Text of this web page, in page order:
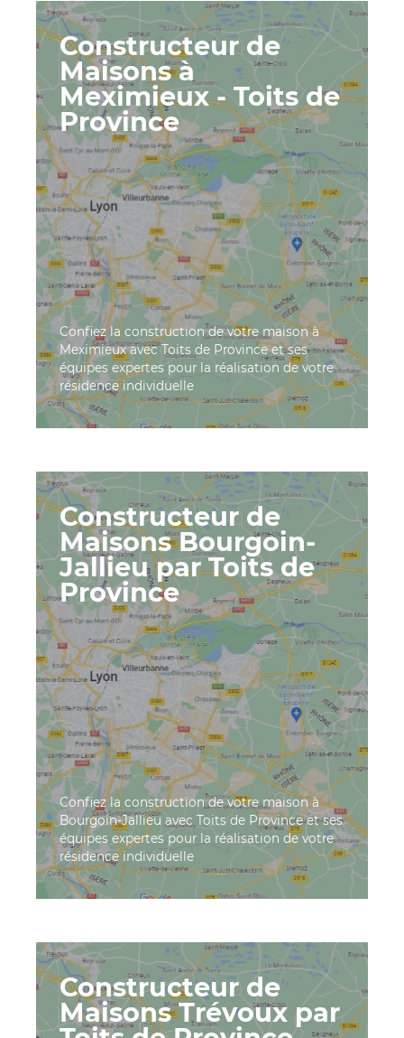
Constructeur de
Maisons à
Meximieux - Toits de
Province
Confiez la construction de votre maison à
Meximieux avec Toits de Province et ses
équipes expertes pour la réalisation de votre
résidence individuelle
Constructeur de
Maisons Bourgoin-
Jallieu par Toits de
Province
Confiez la construction de votre maison à
Bourgoin-Jallieu avec Toits de Province et ses
équipes expertes pour la réalisation de votre
résidence individuelle
Constructeur de
Maisons Trévoux par